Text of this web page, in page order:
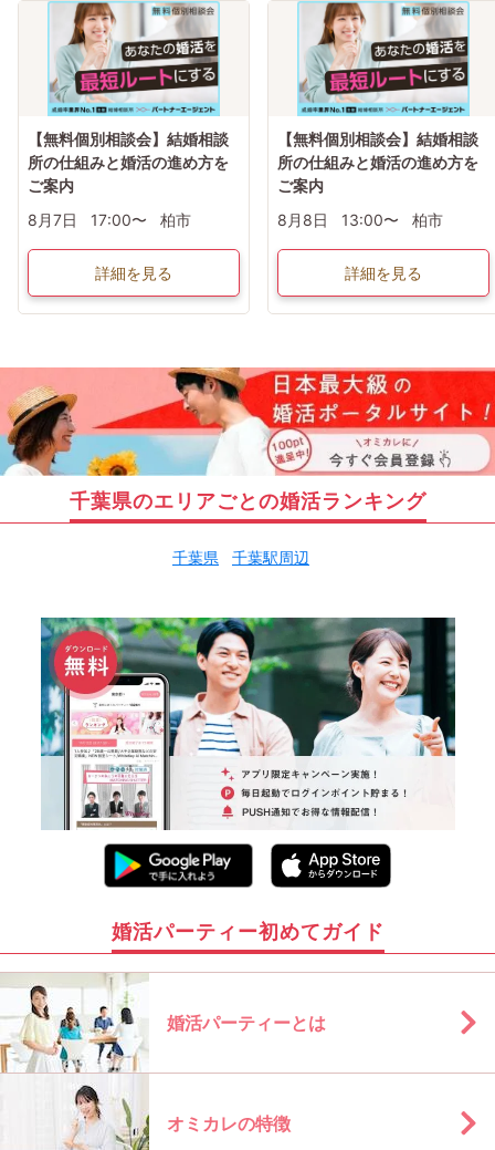
【無料個別相談会】結婚相談
所の仕組みと婚活の進め方を
ご案内
8月7日
17:00〜 柏市
詳細を見る
【無料個別相談会】結婚相談
所の仕組みと婚活の進め方を
ご案内
8月8日
13:00〜 柏市
詳細を見る
千葉県のエリアごとの婚活ランキング
千葉県 千葉駅周辺
婚活パーティー初めてガイド
婚活パーティーとは
オミカレの特徴